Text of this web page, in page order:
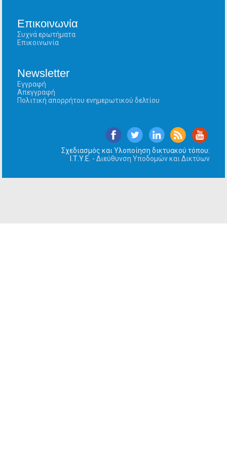
Επικοινωνία
Συχνά ερωτήματα
Επικοινωνία
Newsletter
Εγγραφή
Απεγγραφή
Πολιτική απορρήτου ενημερωτικού δελτίου
Σχεδιασμός και Υλοποίηση δικτυακού τόπου:
Ι.Τ.Υ.Ε. - Διεύθυνση Υποδομών και Δικτύων